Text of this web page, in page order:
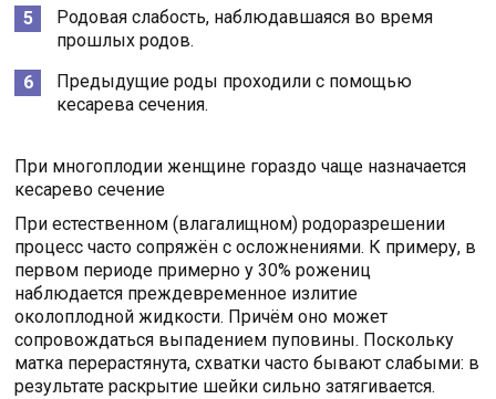
Родовая слабость, наблюдавшаяся во время
прошлых родов.
Предыдущие роды проходили с помощью
кесарева сечения.
При многоплодии женщине гораздо чаще назначается
кесарево сечение
При естественном (влагалищном) родоразрешении
процесс часто сопряжён с осложнениями. К примеру, в
первом периоде примерно у 30% рожениц
наблюдается преждевременное излитие
околоплодной жидкости. Причём оно может
сопровождаться выпадением пуповины. Поскольку
матка перерастянута, схватки часто бывают слабыми: в
результате раскрытие шейки сильно затягивается.